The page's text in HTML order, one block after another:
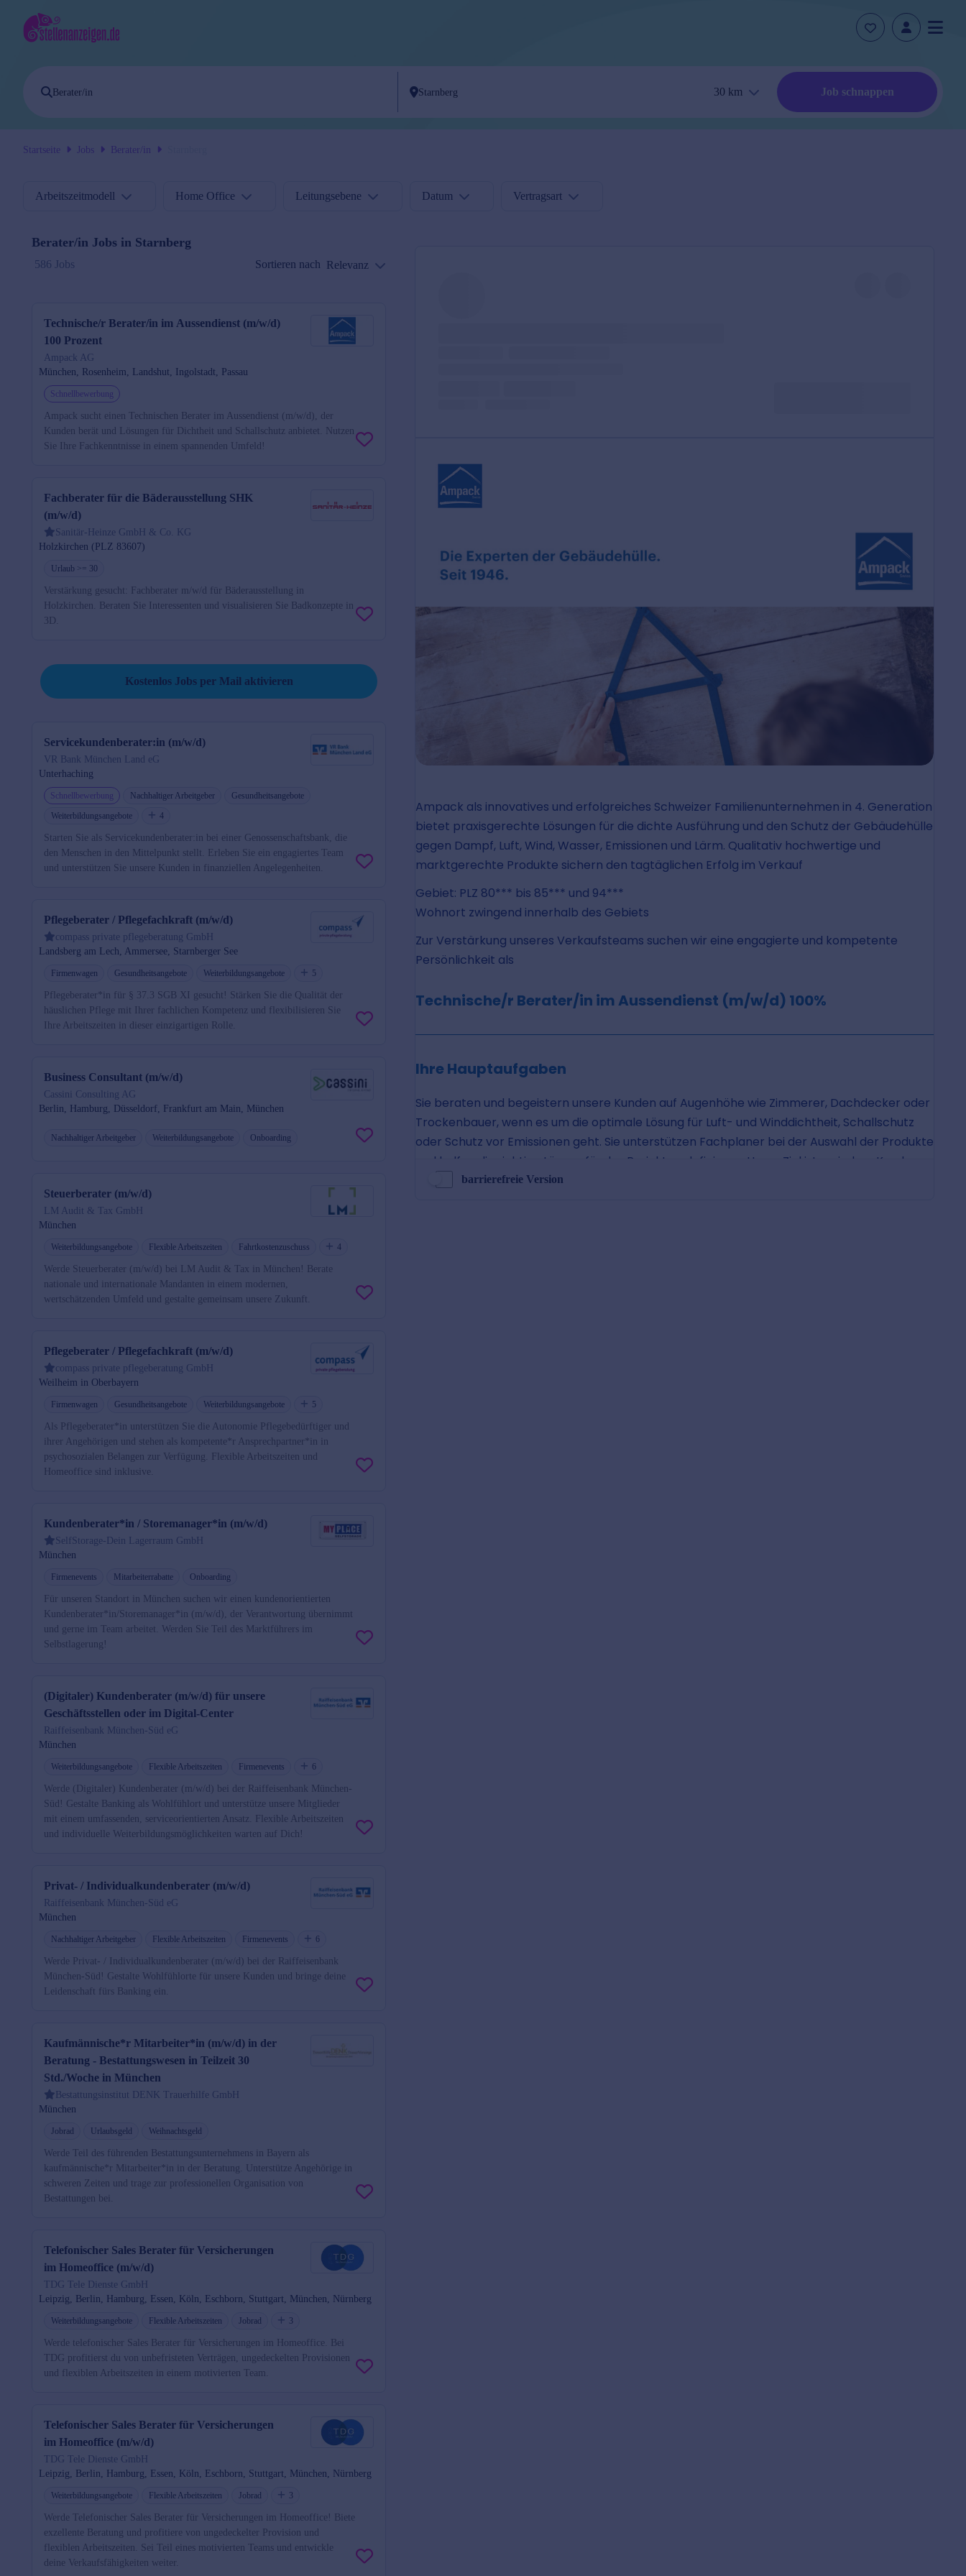
30 km Job schnappen
Startseite Jobs Berater/in
Arbeitszeitmodell Home Office Leitungsebene Datum Vertragsart
Berater/in Jobs in Starnberg
586 Jobs Sortieren nach Relevanz
Technische/r Berater/in im Aussendienst (m/w/d)
100 Prozent
Ampack AG
München, Rosenheim, Landshut, Ingolstadt, Passau
Schnellbewerbung
Ampack sucht einen Technischen Berater im Aussendienst (m/w/d), der
Kunden berät und Lösungen für Dichtheit und Schallschutz anbietet. Nutzen
Sie Ihre Fachkenntnisse in einem spannenden Umfeld!
Fachberater für die Bäderausstellung SHK
(m/w/d)
Sanitär-Heinze GmbH & Co. KG
Holzkirchen (PLZ 83607)
Urlaub >= 30
Verstärkung gesucht: Fachberater m/w/d für Bäderausstellung in
Holzkirchen. Beraten Sie Interessenten und visualisieren Sie Badkonzepte in
3D.
Kostenlos Jobs per Mail aktivieren
Servicekundenberater:in (m/w/d)
VR Bank München Land eG
Unterhaching
Schnellbewerbung Nachhaltiger Arbeitgeber
Gesundheitsangebote
Weiterbildungsangebote
4
Starten Sie als Servicekundenberater:in bei einer Genossenschaftsbank, die
den Menschen in den Mittelpunkt stellt. Erleben Sie ein engagiertes Team
und unterstützen Sie unsere Kunden in finanziellen Angelegenheiten.
Pflegeberater / Pflegefachkraft (m/w/d)
compass private pflegeberatung GmbH
Landsberg am Lech, Ammersee, Starnberger See
Firmenwagen Gesundheitsangebote Weiterbildungsangebote 5
Pflegeberater*in für § 37.3 SGB XI gesucht! Stärken Sie die Qualität der
häuslichen Pflege mit Ihrer fachlichen Kompetenz und flexibilisieren Sie
Ihre Arbeitszeiten in dieser einzigartigen Rolle.
Business Consultant (m/w/d)
Cassini Consulting AG
Berlin, Hamburg, Düsseldorf, Frankfurt am Main, München
Nachhaltiger Arbeitgeber Weiterbildungsangebote Onboarding
Steuerberater (m/w/d)
LM Audit & Tax GmbH
München
Weiterbildungsangebote Flexible Arbeitszeiten Fahrtkostenzuschuss 4
Werde Steuerberater (m/w/d) bei LM Audit & Tax in München! Berate
nationale und internationale Mandanten in einem modernen,
wertschätzenden Umfeld und gestalte gemeinsam unsere Zukunft.
Pflegeberater / Pflegefachkraft (m/w/d)
compass private pflegeberatung GmbH
Weilheim in Oberbayern
Firmenwagen Gesundheitsangebote Weiterbildungsangebote 5
Als Pflegeberater*in unterstützen Sie die Autonomie Pflegebedürftiger und
ihrer Angehörigen und stehen als kompetente*r Ansprechpartner*in in
psychosozialen Belangen zur Verfügung. Flexible Arbeitszeiten und
Homeoffice sind inklusive.
Kundenberater*in / Storemanager*in (m/w/d)
SelfStorage-Dein Lagerraum GmbH
München
Firmenevents Mitarbeiterrabatte Onboarding
Für unseren Standort in München suchen wir einen kundenorientierten
Kundenberater*in/Storemanager*in (m/w/d), der Verantwortung übernimmt
und gerne im Team arbeitet. Werden Sie Teil des Marktführers im
Selbstlagerung!
(Digitaler) Kundenberater (m/w/d) für unsere
Geschäftsstellen oder im Digital-Center
Raiffeisenbank München-Süd eG
München
Weiterbildungsangebote Flexible Arbeitszeiten Firmenevents 6
Werde (Digitaler) Kundenberater (m/w/d) bei der Raiffeisenbank München-
Süd! Gestalte Banking als Wohlfühlort und unterstütze unsere Mitglieder
mit einem umfassenden, serviceorientierten Ansatz. Flexible Arbeitszeiten
und individuelle Weiterbildungsmöglichkeiten warten auf Dich!
Privat- / Individualkundenberater (m/w/d)
Raiffeisenbank München-Süd eG
München
Nachhaltiger Arbeitgeber Flexible Arbeitszeiten Firmenevents 6
Werde Privat- / Individualkundenberater (m/w/d) bei der Raiffeisenbank
München-Süd! Gestalte Wohlfühlorte für unsere Kunden und bringe deine
Leidenschaft fürs Banking ein.
Kaufmännische*r Mitarbeiter*in (m/w/d) in der
Beratung - Bestattungswesen in Teilzeit 30
Std./Woche in München
Bestattungsinstitut DENK Trauerhilfe GmbH
München
Jobrad Urlaubsgeld Weihnachtsgeld
Werde Teil des führenden Bestattungsunternehmens in Bayern als
kaufmännische*r Mitarbeiter*in in der Beratung. Unterstütze Angehörige in
schweren Zeiten und trage zur professionellen Organisation von
Bestattungen bei.
Telefonischer Sales Berater für Versicherungen
im Homeoffice (m/w/d)
TDG Tele Dienste GmbH
Leipzig, Berlin, Hamburg, Essen, Köln, Eschborn, Stuttgart, München, Nürnberg
Weiterbildungsangebote Flexible Arbeitszeiten Jobrad 3
Werde telefonischer Sales Berater für Versicherungen im Homeoffice. Bei
TDG profitierst du von unbefristeten Verträgen, ungedeckelten Provisionen
und flexiblen Arbeitszeiten in einem motivierten Team.
Telefonischer Sales Berater für Versicherungen
im Homeoffice (m/w/d)
TDG Tele Dienste GmbH
Leipzig, Berlin, Hamburg, Essen, Köln, Eschborn, Stuttgart, München, Nürnberg
Weiterbildungsangebote Flexible Arbeitszeiten Jobrad 3
Werde Telefonischer Sales Berater für Versicherungen im Homeoffice! Biete
exzellente Beratung und profitiere von ungedeckelter Provision und
flexiblen Arbeitszeiten. Sei Teil eines motivierten Teams und entwickle
deine Verkaufsfähigkeiten weiter.
barrierefreie Version